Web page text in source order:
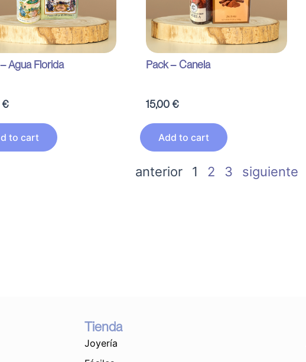
Agua Florida
€
to cart
Pack – Canela
15,00 €
Add to cart
anterior 1 2 3 siguiente
Tienda
Joyería